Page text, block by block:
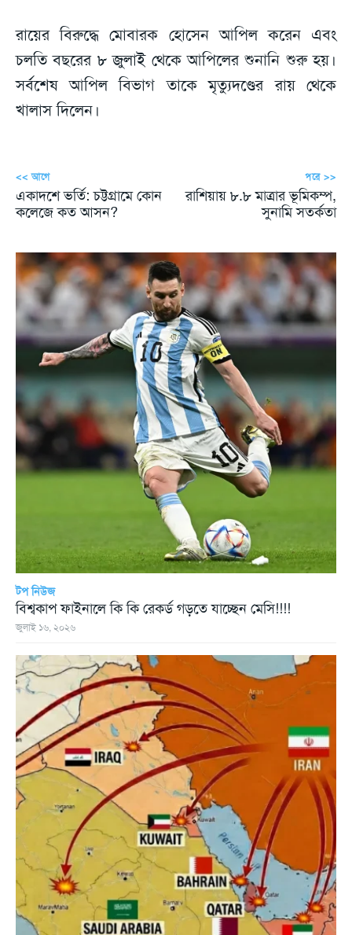
রায়ের বিরুদ্ধে মোবারক হোসেন আপিল করেন এবং
চলতি বছরের ৮ জুলাই থেকে আপিলের শুনানি শুরু হয়।
সর্বশেষ আপিল বিভাগ তাকে মৃত্যুদণ্ডের রায় থেকে
খালাস দিলেন।
<< আগে
একাদশে ভর্তি: চট্টগ্রামে কোন
কলেজে কত আসন?
পরে >>
রাশিয়ায় ৮.৮ মাত্রার ভূমিকম্প,
সুনামি সতর্কতা
টপ নিউজ
বিশ্বকাপ ফাইনালে কি কি রেকর্ড গড়তে যাচ্ছেন মেসি!!!!
জুলাই ১৬, ২০২৬